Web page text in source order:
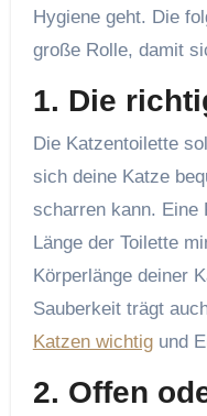
Hygiene geht. Die
große Rolle, damit
1. Die
Die Katzentoilette
sich deine Katze
scharren kann. Eine
Länge der Toilette
Körperlänge deiner
Sauberkeit trägt
Katzen wichtigund
2. Offen